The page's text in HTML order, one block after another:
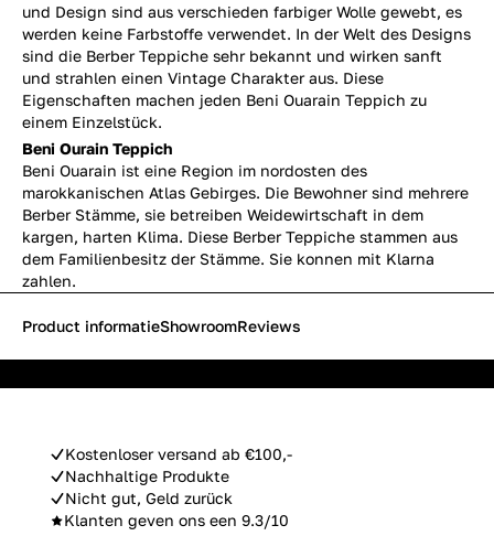
und Design sind aus verschieden farbiger Wolle gewebt, es
werden keine Farbstoffe verwendet. In der Welt des Designs
sind die Berber Teppiche sehr bekannt und wirken sanft
und strahlen einen Vintage Charakter aus. Diese
Eigenschaften machen jeden Beni Ouarain Teppich zu
einem Einzelstück.
Beni Ourain Teppich
Beni Ouarain ist eine Region im nordosten des
marokkanischen Atlas Gebirges. Die Bewohner sind mehrere
Berber Stämme, sie betreiben Weidewirtschaft in dem
kargen, harten Klima. Diese Berber Teppiche stammen aus
dem Familienbesitz der Stämme. Sie konnen mit Klarna
zahlen.
Kostenloser versand ab €100,-
Nachhaltige Produkte
Nicht gut, Geld zurück
Klanten geven ons een 9.3/10
Product informatieShowroomReviews